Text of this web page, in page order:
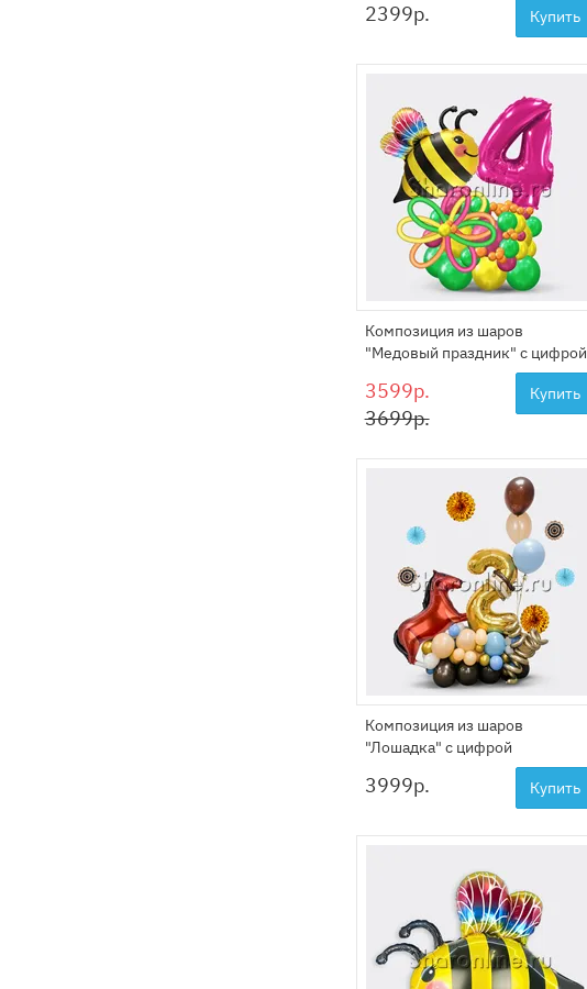
2399р. Купить
Композиция из шаров
"Медовый праздник" с цифрой
3599р.
3699р.
Купить
Композиция из шаров
"Лошадка" с цифрой
3999р. Купить